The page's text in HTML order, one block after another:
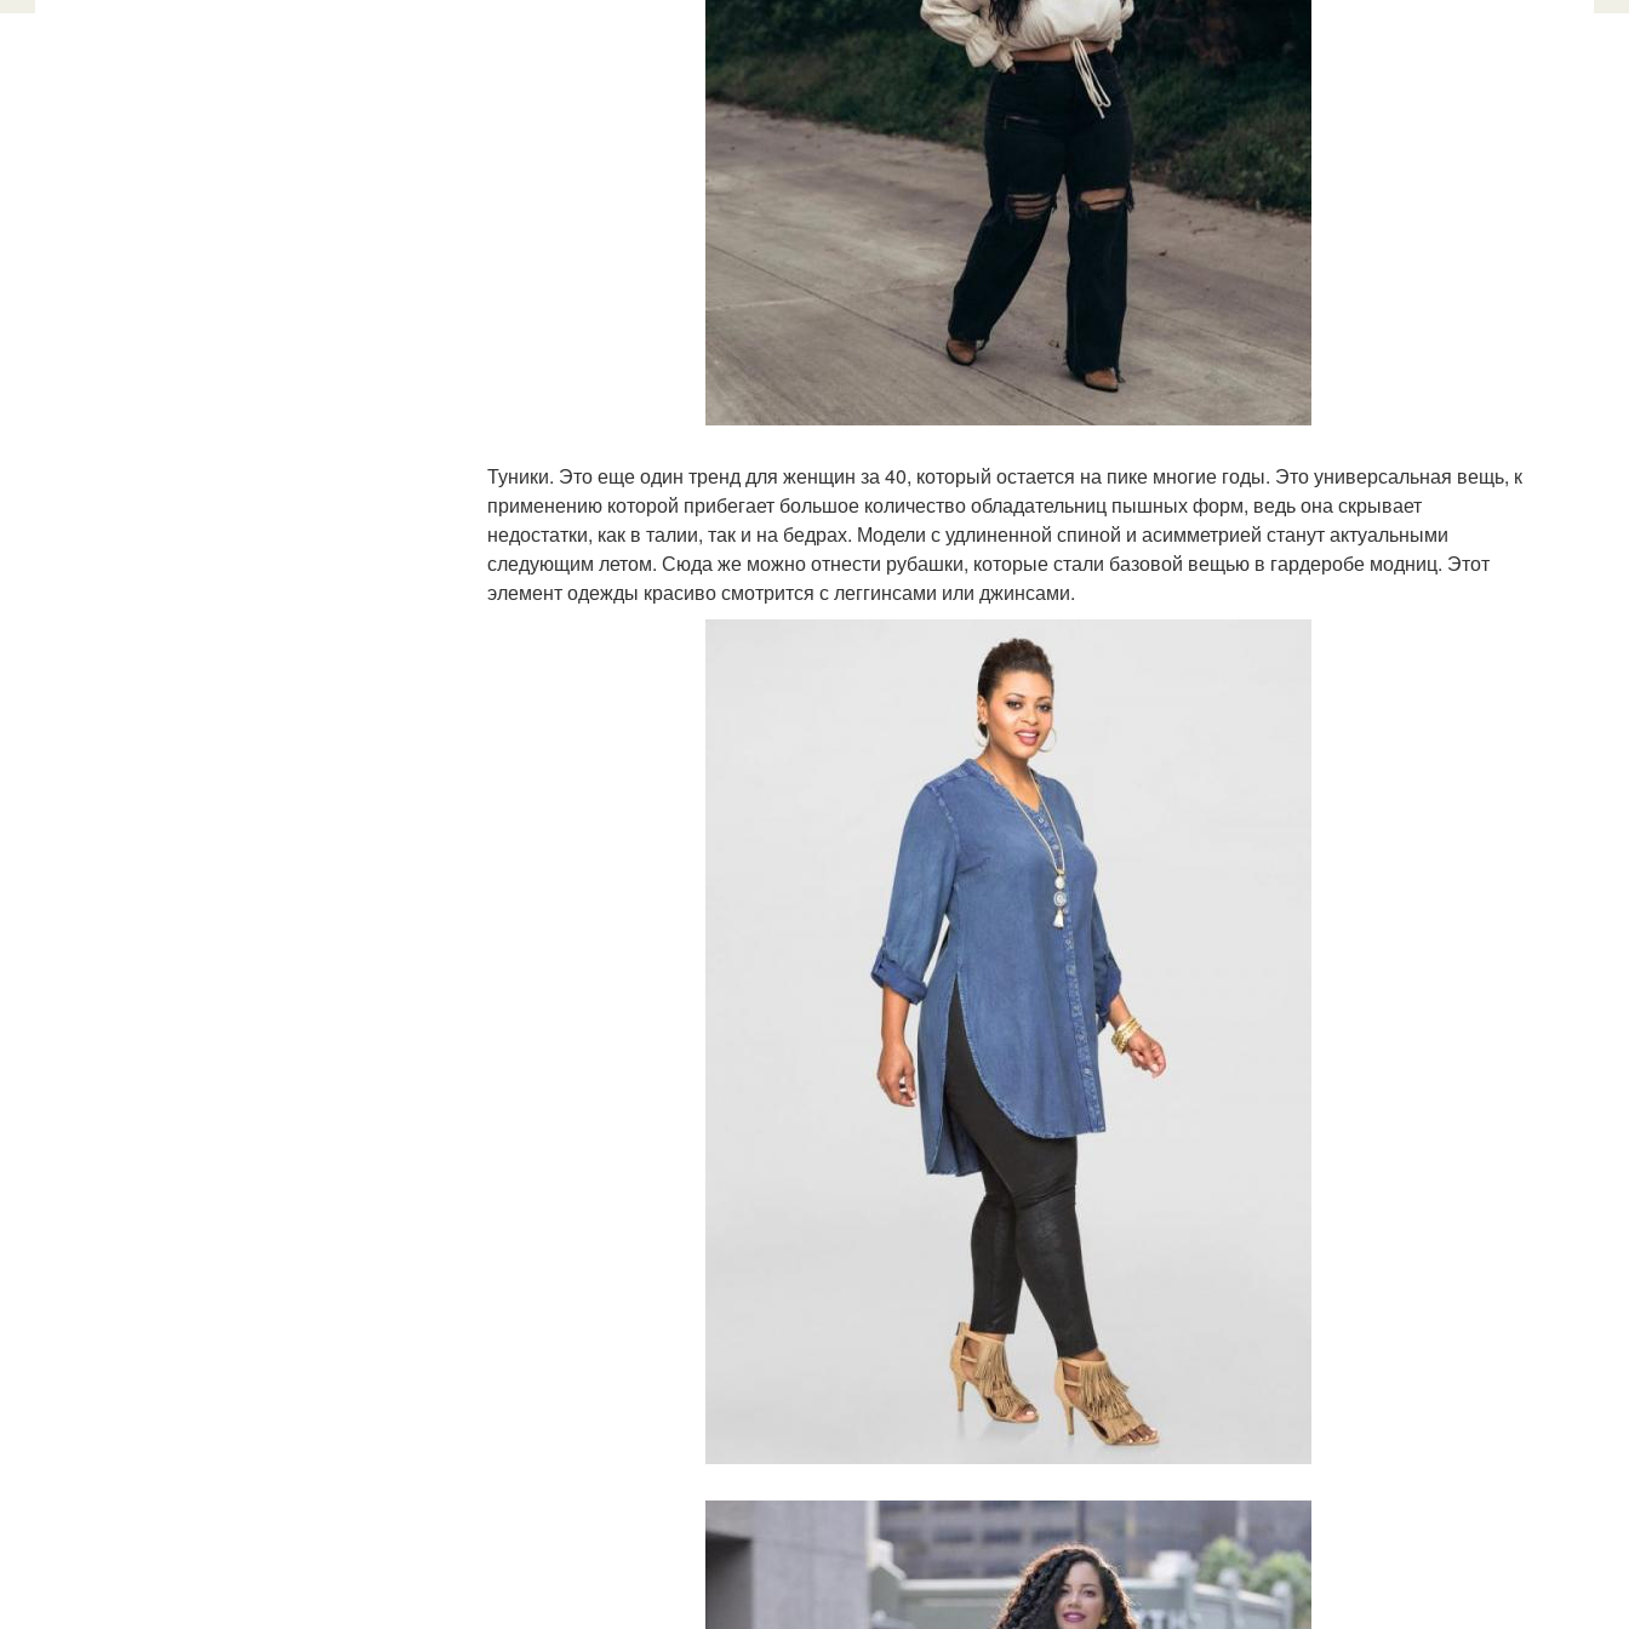
Туники. Это еще один тренд для женщин за 40, который остается на пике многие годы. Это универсальная вещь, к
применению которой прибегает большое количество обладательниц пышных форм, ведь она скрывает
недостатки, как в талии, так и на бедрах. Модели с удлиненной спиной и асимметрией станут актуальными
следующим летом. Сюда же можно отнести рубашки, которые стали базовой вещью в гардеробе модниц. Этот
элемент одежды красиво смотрится с леггинсами или джинсами.